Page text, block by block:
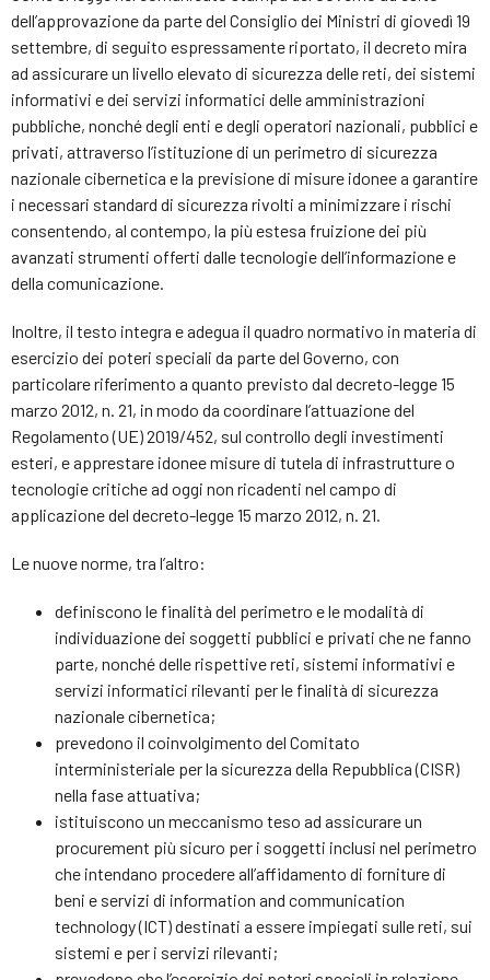
dell’approvazione da parte del Consiglio dei Ministri di giovedì 19
settembre, di seguito espressamente riportato, il decreto mira
ad assicurare un livello elevato di sicurezza delle reti, dei sistemi
informativi e dei servizi informatici delle amministrazioni
pubbliche, nonché degli enti e degli operatori nazionali, pubblici e
privati, attraverso l’istituzione di un perimetro di sicurezza
nazionale cibernetica e la previsione di misure idonee a garantire
i necessari standard di sicurezza rivolti a minimizzare i rischi
consentendo, al contempo, la più estesa fruizione dei più
avanzati strumenti offerti dalle tecnologie dell’informazione e
della comunicazione.
Inoltre, il testo integra e adegua il quadro normativo in materia di
esercizio dei poteri speciali da parte del Governo, con
particolare riferimento a quanto previsto dal decreto-legge 15
marzo 2012, n. 21, in modo da coordinare l’attuazione del
Regolamento (UE) 2019/452, sul controllo degli investimenti
esteri, e apprestare idonee misure di tutela di infrastrutture o
tecnologie critiche ad oggi non ricadenti nel campo di
applicazione del decreto-legge 15 marzo 2012, n. 21.
Le nuove norme, tra l’altro:
definiscono le finalità del perimetro e le modalità di
individuazione dei soggetti pubblici e privati che ne fanno
parte, nonché delle rispettive reti, sistemi informativi e
servizi informatici rilevanti per le finalità di sicurezza
nazionale cibernetica;
prevedono il coinvolgimento del Comitato
interministeriale per la sicurezza della Repubblica (CISR)
nella fase attuativa;
istituiscono un meccanismo teso ad assicurare un
procurement più sicuro per i soggetti inclusi nel perimetro
che intendano procedere all’affidamento di forniture di
beni e servizi di information and communication
technology (ICT) destinati a essere impiegati sulle reti, sui
sistemi e per i servizi rilevanti;